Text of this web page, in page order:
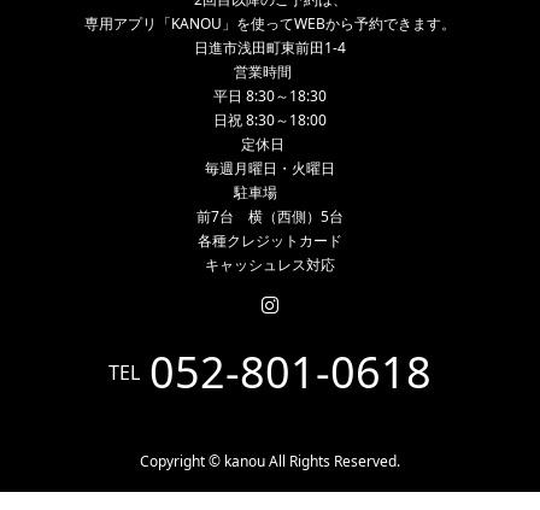
専用アプリ「KANOU」を使ってWEBから予約できます。
日進市浅田町東前田1-4
営業時間
平日 8:30～18:30
日祝 8:30～18:00
定休日
毎週月曜日・火曜日
駐車場
前7台 横（西側）5台
各種クレジットカード
キャッシュレス対応
TEL 052-801-0618
Copyright © kanou All Rights Reserved.